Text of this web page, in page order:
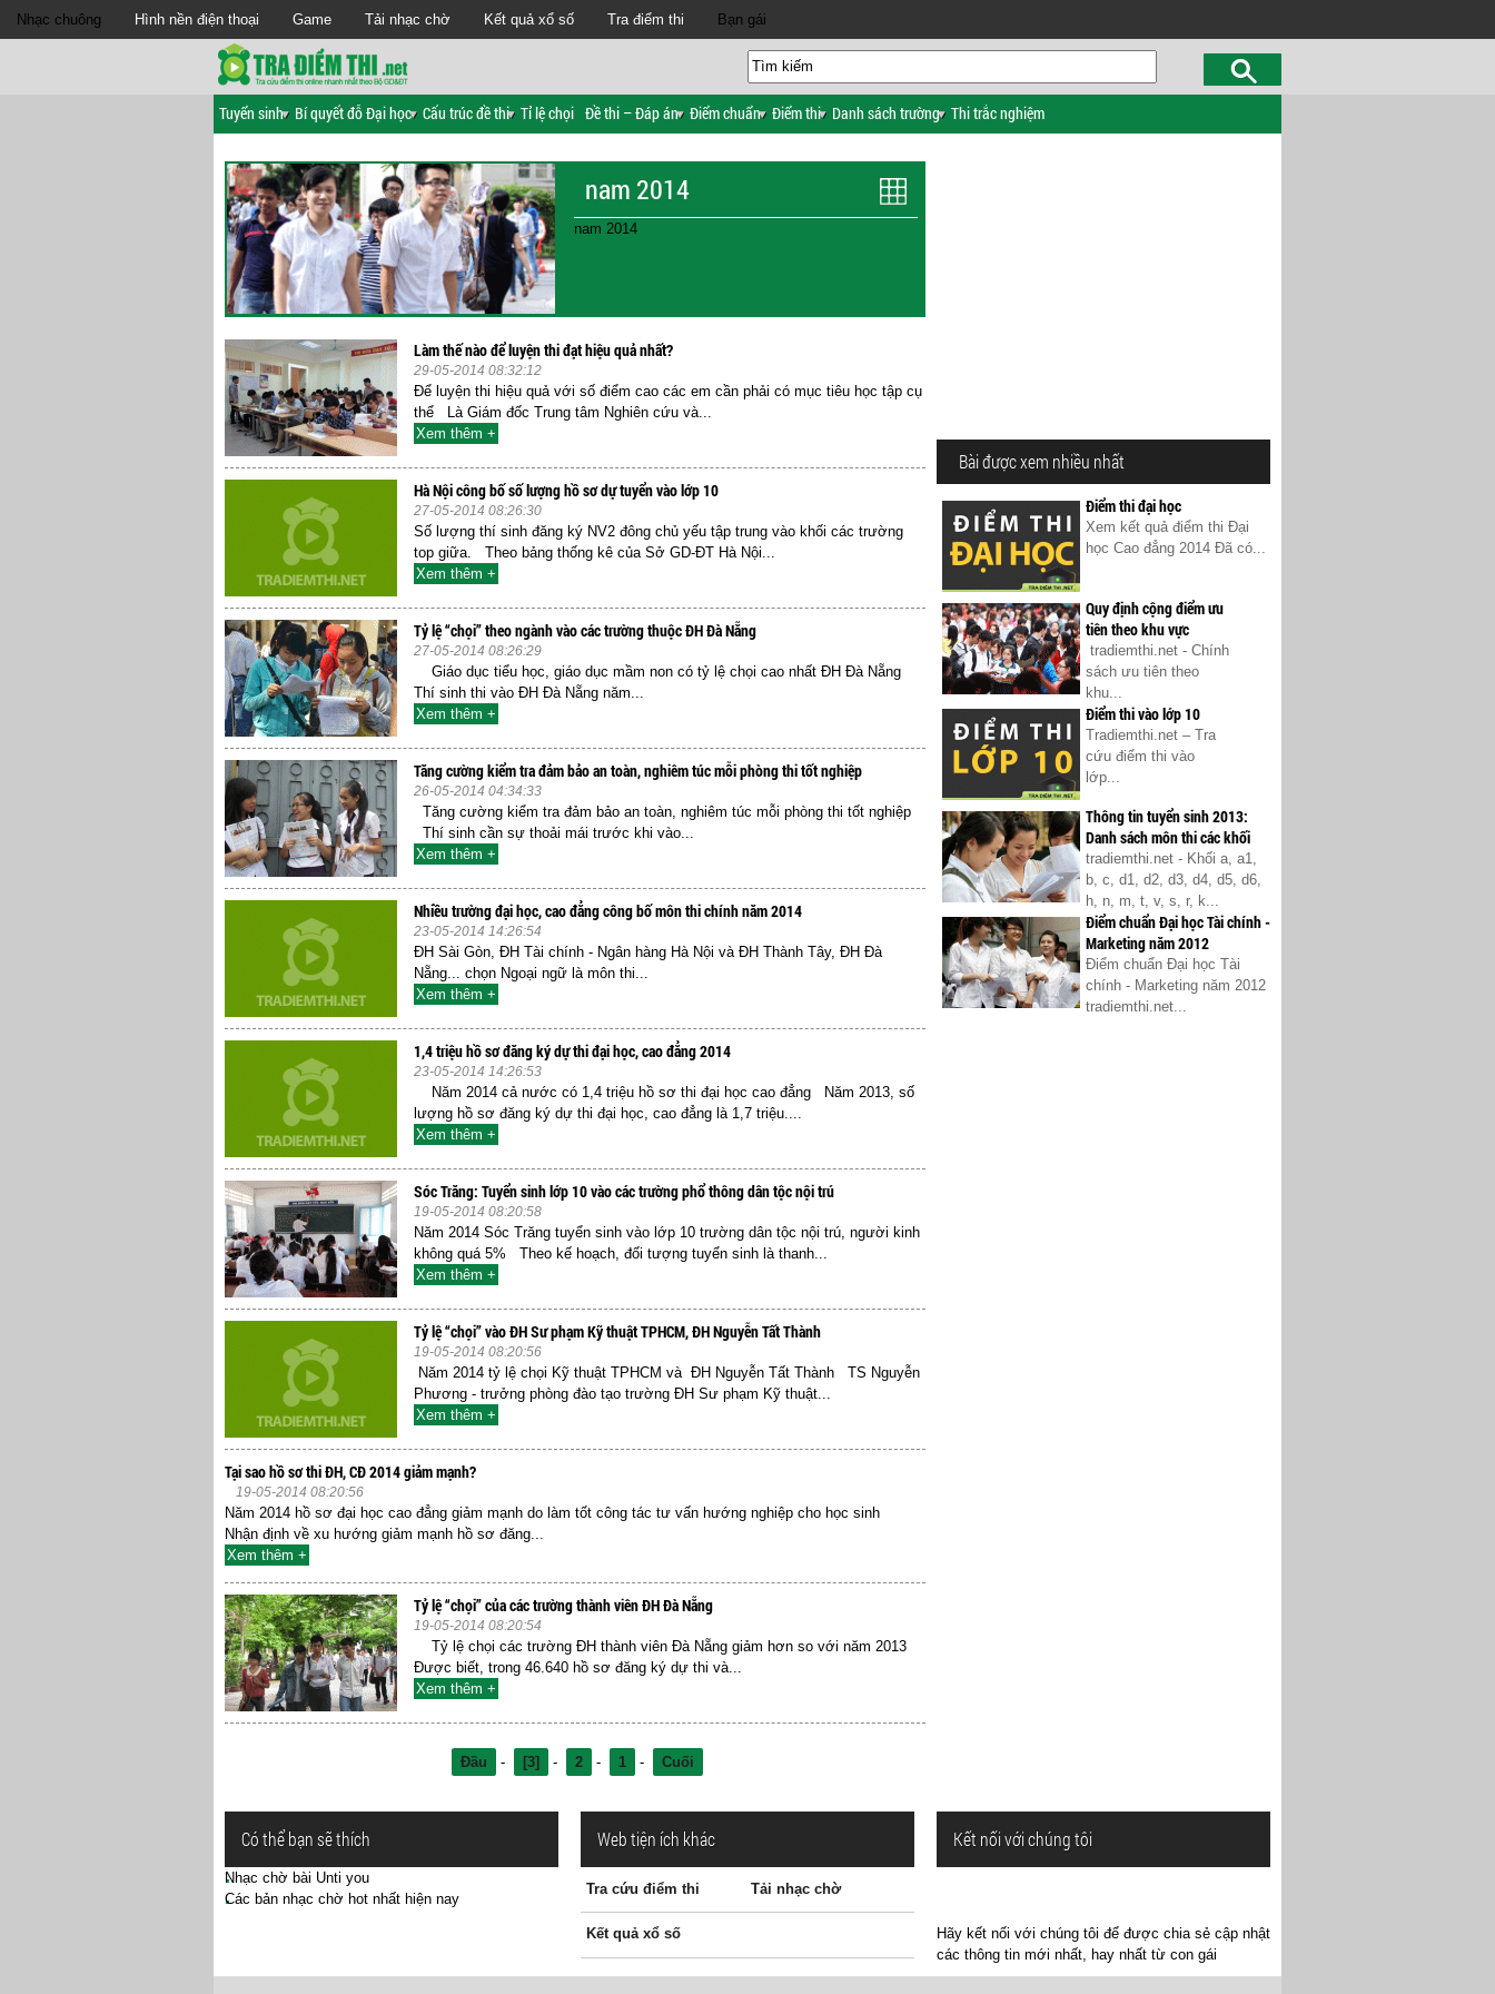
Nhạc chuông Hình nền điện thoại Game Tải nhạc chờ Kết quả xổ số Tra điểm thi Bạn gái
Tuyển sinh Bí quyết đỗ Đại học Cấu trúc đề thi Tỉ lệ chọi Đề thi – Đáp án Điểm chuẩn Điểm thi Danh sách trường Thi trắc nghiệm
nam 2014
nam 2014
Làm thế nào để luyện thi đạt hiệu quả nhất?
29-05-2014 08:32:12
Để luyện thi hiệu quả với số điểm cao các em cần phải có mục tiêu học tập cụ
thể Là Giám đốc Trung tâm Nghiên cứu và...
Xem thêm +
Hà Nội công bố số lượng hồ sơ dự tuyển vào lớp 10
27-05-2014 08:26:30
Số lượng thí sinh đăng ký NV2 đông chủ yếu tập trung vào khối các trường
top giữa. Theo bảng thống kê của Sở GD-ĐT Hà Nội...
Xem thêm +
Tỷ lệ “chọi” theo ngành vào các trường thuộc ĐH Đà Nẵng
27-05-2014 08:26:29
Giáo dục tiểu học, giáo dục mầm non có tỷ lệ chọi cao nhất ĐH Đà Nẵng
Thí sinh thi vào ĐH Đà Nẵng năm...
Xem thêm +
Tăng cường kiểm tra đảm bảo an toàn, nghiêm túc mỗi phòng thi tốt nghiệp
26-05-2014 04:34:33
Tăng cường kiểm tra đảm bảo an toàn, nghiêm túc mỗi phòng thi tốt nghiệp
Thí sinh cần sự thoải mái trước khi vào...
Xem thêm +
Nhiều trường đại học, cao đẳng công bố môn thi chính năm 2014
23-05-2014 14:26:54
ĐH Sài Gòn, ĐH Tài chính - Ngân hàng Hà Nội và ĐH Thành Tây, ĐH Đà
Nẵng... chọn Ngoại ngữ là môn thi...
Xem thêm +
1,4 triệu hồ sơ đăng ký dự thi đại học, cao đẳng 2014
23-05-2014 14:26:53
Năm 2014 cả nước có 1,4 triệu hồ sơ thi đại học cao đẳng Năm 2013, số
lượng hồ sơ đăng ký dự thi đại học, cao đẳng là 1,7 triệu....
Xem thêm +
Sóc Trăng: Tuyển sinh lớp 10 vào các trường phổ thông dân tộc nội trú
19-05-2014 08:20:58
Năm 2014 Sóc Trăng tuyển sinh vào lớp 10 trường dân tộc nội trú, người kinh
không quá 5% Theo kế hoạch, đối tượng tuyển sinh là thanh...
Xem thêm +
Tỷ lệ “chọi” vào ĐH Sư phạm Kỹ thuật TPHCM, ĐH Nguyễn Tất Thành
19-05-2014 08:20:56
Năm 2014 tỷ lệ chọi Kỹ thuật TPHCM và ĐH Nguyễn Tất Thành TS Nguyễn
Phương - trưởng phòng đào tạo trường ĐH Sư phạm Kỹ thuật...
Xem thêm +
Tại sao hồ sơ thi ĐH, CĐ 2014 giảm mạnh?
19-05-2014 08:20:56
Năm 2014 hồ sơ đại học cao đẳng giảm mạnh do làm tốt công tác tư vấn hướng nghiệp cho học sinh
Nhận định về xu hướng giảm mạnh hồ sơ đăng...
Xem thêm +
Tỷ lệ “chọi” của các trường thành viên ĐH Đà Nẵng
19-05-2014 08:20:54
Tỷ lệ chọi các trường ĐH thành viên Đà Nẵng giảm hơn so với năm 2013
Được biết, trong 46.640 hồ sơ đăng ký dự thi và...
Xem thêm +
Đầu - [3] - 2 - 1 - Cuối
Bài được xem nhiều nhất
Điểm thi đại học
Xem kết quả điểm thi Đại
học Cao đẳng 2014 Đã có...
Quy định cộng điểm ưu
tiên theo khu vực
tradiemthi.net - Chính
sách ưu tiên theo
khu...
Điểm thi vào lớp 10
Tradiemthi.net – Tra
cứu điểm thi vào
lớp...
Thông tin tuyển sinh 2013:
Danh sách môn thi các khối
tradiemthi.net - Khối a, a1,
b, c, d1, d2, d3, d4, d5, d6,
h, n, m, t, v, s, r, k...
Điểm chuẩn Đại học Tài chính -
Marketing năm 2012
Điểm chuẩn Đại học Tài
chính - Marketing năm 2012
tradiemthi.net...
Có thể bạn sẽ thích
Nhạc chờ bài Unti you
Các bản nhạc chờ hot nhất hiện nay
Web tiện ích khác
Tra cứu điểm thi Tải nhạc chờ
Kết quả xổ số
Kết nối với chúng tôi
Hãy kết nối với chúng tôi để được chia sẻ cập nhật
các thông tin mới nhất, hay nhất từ con gái